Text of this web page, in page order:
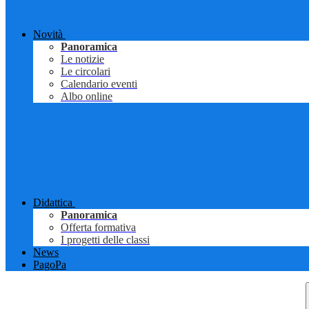
Novità
Panoramica
Le notizie
Le circolari
Calendario eventi
Albo online
Didattica
Panoramica
Offerta formativa
I progetti delle classi
News
PagoPa